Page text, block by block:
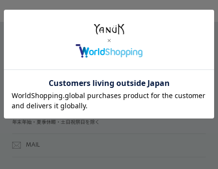
03-6809-2611
年末年始・夏季休暇・土日祝祭日を除く
MAIL